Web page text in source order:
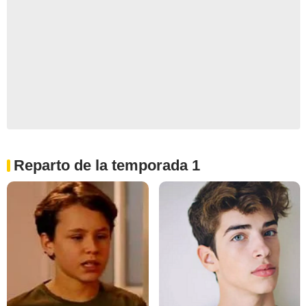
Reparto de la temporada 1